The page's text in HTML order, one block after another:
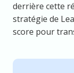
derrière cette
stratégie de
score pour